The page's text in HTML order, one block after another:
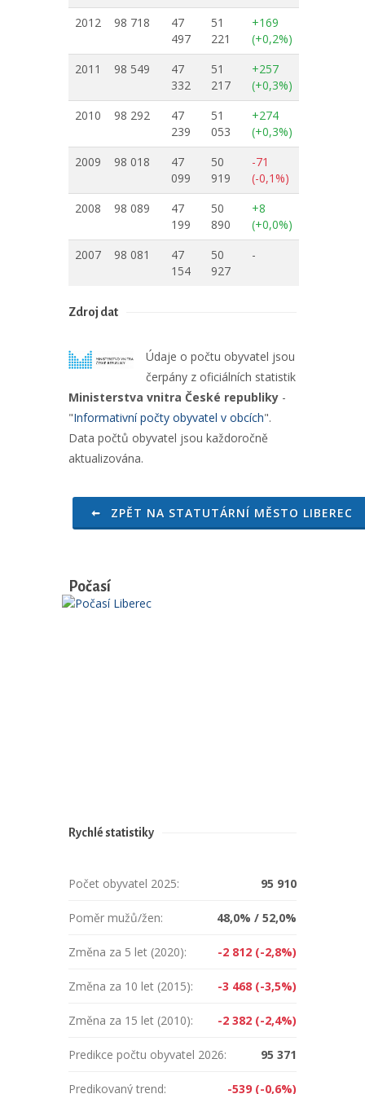
2012 98 718
47
497
51
221
+169
(+0,2%)
2011
98 549
47
332
51
217
+257
(+0,3%)
2010
98 292
47
239
51
053
+274
(+0,3%)
2009
98 018
47
099
50
919
-71
(-0,1%)
2008
98 089
47
199
50
890
+8
(+0,0%)
2007
98 081
47
154
50
927
-
Zdroj dat
Údaje o počtu obyvatel jsou
čerpány z oficiálních statistik
Ministerstva vnitra České republiky -
"Informativní počty obyvatel v obcích".
Data počtů obyvatel jsou každoročně
aktualizována.
ZPĚT NA STATUTÁRNÍ MĚSTO LIBEREC
Počasí
Rychlé statistiky
Počet obyvatel 2025: 95 910
Poměr mužů/žen: 48,0% / 52,0%
Změna za 5 let (2020): -2 812 (-2,8%)
Změna za 10 let (2015): -3 468 (-3,5%)
Změna za 15 let (2010): -2 382 (-2,4%)
Predikce počtu obyvatel 2026: 95 371
Predikovaný trend: -539 (-0,6%)